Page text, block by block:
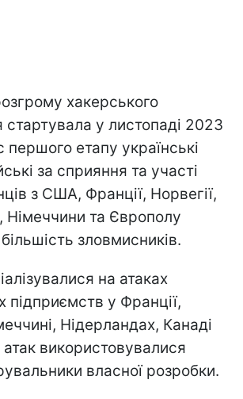
хакерського
стартувала у листопаді 2023
першого етапу українські
за сприяння та участі
з США, Франції, Норвегії,
Німеччини та Європолу
зловмисників.
на атаках
підприємств у Франції,
Нідерландах, Канаді
використовувалися
власної розробки.